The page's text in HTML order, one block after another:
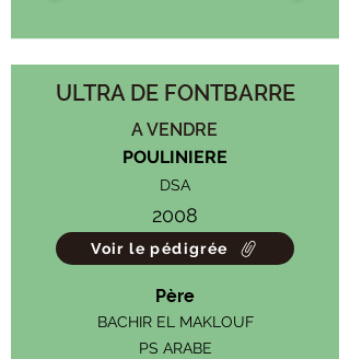
ULTRA DE FONTBARRE
A VENDRE
POULINIERE
DSA
2008
Voir le pédigrée
Père
BACHIR EL MAKLOUF
PS ARABE